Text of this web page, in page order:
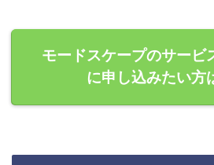
モードスケープのサービ
に申し込みたい方